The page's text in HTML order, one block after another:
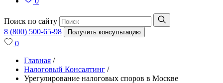
Поиск по сайту
8 (800) 500-65-98
Получить консультацию
0
Главная /
Налоговый Консалтинг /
Урегулирование налоговых споров в Москве